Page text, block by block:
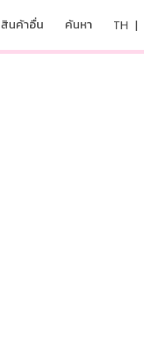
สินค้าอื่น ค้นหา TH |